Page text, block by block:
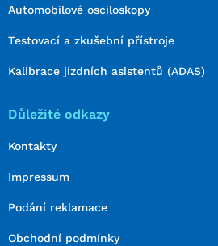
Automobilové osciloskopy
Testovací a zkušební přístroje
Kalibrace jízdních asistentů (ADAS)
Důležité odkazy
Kontakty
Impressum
Podání reklamace
Obchodní podmínky